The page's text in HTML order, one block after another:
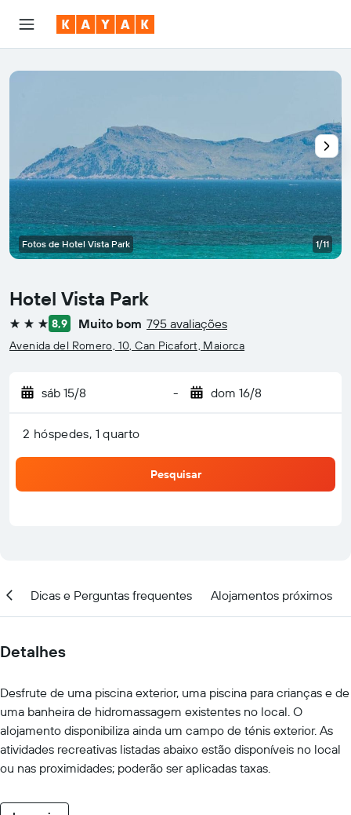
Hotel Vista Park
3 estrelas8,9 Muito bom 795 avaliações
Avenida del Romero, 10, Can Picafort, Maiorca
sáb 15/8 - dom 16/8
2 hóspedes, 1 quarto
Pesquisar
Fotos de Hotel Vista Park 1/11
Dicas e Perguntas frequentes Alojamentos próximos
Detalhes
Desfrute de uma piscina exterior, uma piscina para crianças e de
uma banheira de hidromassagem existentes no local. O
alojamento disponibiliza ainda um campo de ténis exterior. As
atividades recreativas listadas abaixo estão disponíveis no local
ou nas proximidades; poderão ser aplicadas taxas.